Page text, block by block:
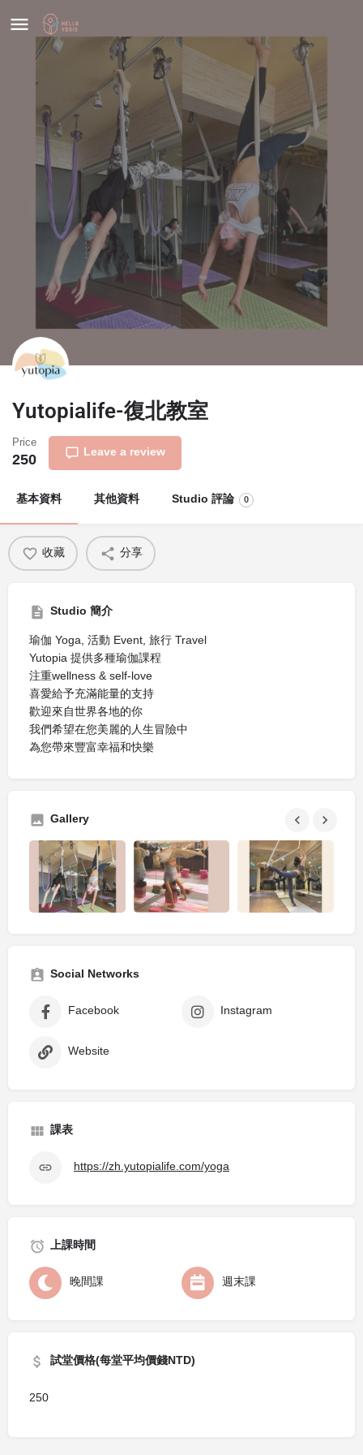
Yutopialife-復北教室
Price
250 Leave a review
基本資料 其他資料 Studio 評論 0
收藏 分享
Studio 簡介
瑜伽 Yoga, 活動 Event, 旅行 Travel
Yutopia 提供多種瑜伽課程
注重wellness & self-love
喜愛給予充滿能量的支持
歡迎來自世界各地的你
我們希望在您美麗的人生冒險中
為您帶來豐富幸福和快樂
Gallery
Social Networks
Facebook Instagram
Website
課表
https://zh.yutopialife.com/yoga
上課時間
晚間課 週末課
試堂價格(每堂平均價錢NTD)
250